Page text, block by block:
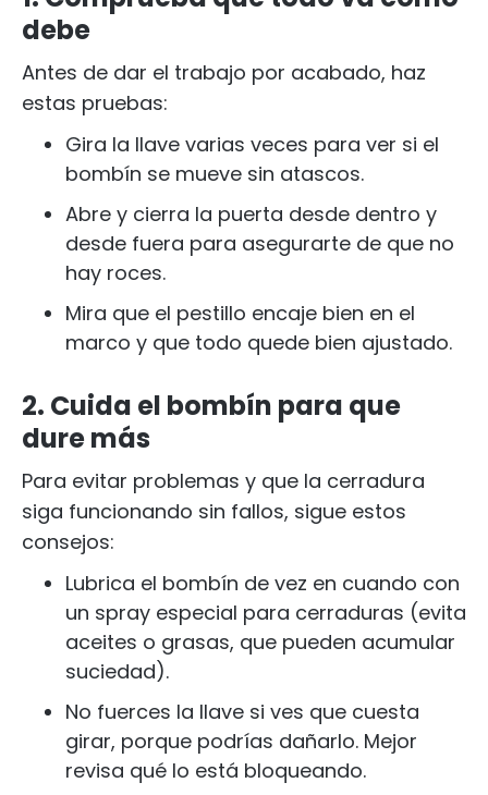
debe
Antes de dar el trabajo por acabado, haz
estas pruebas:
Gira la llave varias veces para ver si el
bombín se mueve sin atascos.
Abre y cierra la puerta desde dentro y
desde fuera para asegurarte de que no
hay roces.
Mira que el pestillo encaje bien en el
marco y que todo quede bien ajustado.
2. Cuida el bombín para que
dure más
Para evitar problemas y que la cerradura
siga funcionando sin fallos, sigue estos
consejos:
Lubrica el bombín de vez en cuando con
un spray especial para cerraduras (evita
aceites o grasas, que pueden acumular
suciedad).
No fuerces la llave si ves que cuesta
girar, porque podrías dañarlo. Mejor
revisa qué lo está bloqueando.